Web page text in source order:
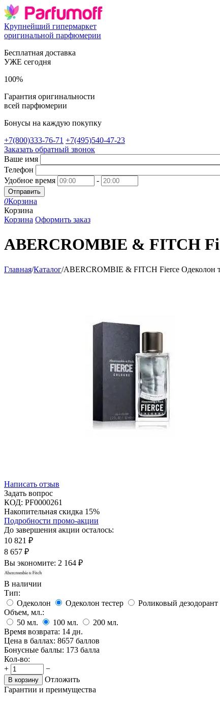
Крупнейший гипермаркет
оригинальной парфюмерии
Бесплатная доставка
УЖЕ сегодня
100%
Гарантия оригинальности
всей парфюмерии
Бонусы на каждую покупку
+7(800)333-76-71 +7(495)540-47-23
Заказать обратный звонок
Ваше имя
Телефон
Удобное время
-
Отправить
0Корзина
Корзина
Корзина Оформить заказ
ABERCROMBIE & FITCH
Главная/Каталог/ABERCROMBIE & FITCH Fierce Одеколон
Написать отзыв
Задать вопрос
КОД: PF0000261
Накопительная скидка 15%
Подробности промо-акции
До завершения акции осталось:
10 821 ₽
8 657 ₽
Вы экономите: 2 164 ₽
В наличии
Тип:
Одеколон
Одеколон тестер
Роликовый дезодорант
Объем, мл.:
50 мл. 100 мл. 200 мл.
Время возврата: 14 дн.
Цена в баллах: 8657 баллов
Бонусные баллы: 173 балла
Кол-во:
+
−
В корзину
Отложить
Гарантии и преимущества